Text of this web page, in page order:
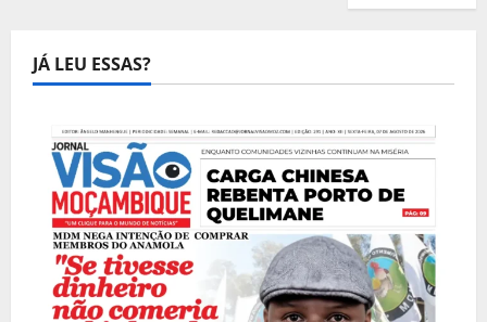
JÁ LEU ESSAS?